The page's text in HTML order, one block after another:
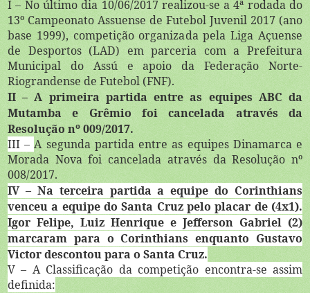
I – No último dia 10/06/2017 realizou-se a 4ª rodada do
13º Campeonato Assuense de Futebol Juvenil 2017 (ano
base 1999), competição organizada pela Liga Açuense
de Desportos (LAD) em parceria com a Prefeitura
Municipal do Assú e apoio da Federação Norte-
Riograndense de Futebol (FNF).
II – A primeira partida entre as equipes ABC da
Mutamba e Grêmio foi cancelada através da
Resolução nº 009/2017.
III –A segunda partida entre as equipes Dinamarca e
Morada Nova foi cancelada através da Resolução nº
008/2017.
IV – Na terceira partida a equipe do Corinthians
venceu a equipe do Santa Cruz pelo placar de (4x1).
Igor Felipe, Luiz Henrique e Jefferson Gabriel (2)
marcaram para o Corinthians enquanto Gustavo
Victor descontou para o Santa Cruz.
V – A Classificação da competição encontra-se assim
definida: